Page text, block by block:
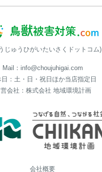
じゅうひがいたいさくドットコム)
Mail：info@choujuhigai.com
日：土・日・祝日ほか当店指定日
会社：株式会社 地域環境計画
会社概要